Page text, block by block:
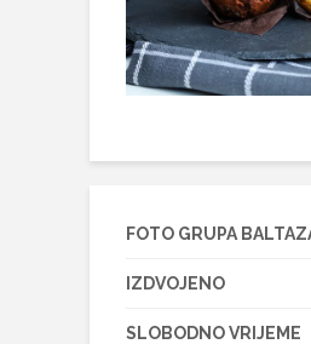
FOTO GRUPA
IZDVOJENO
SLOBODNO VRIJEME